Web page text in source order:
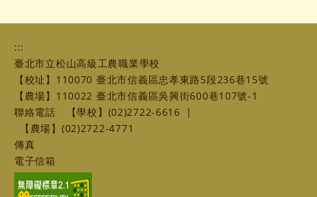
:::
臺北市立松山高級工農職業學校
【校址】110070 臺北市信義區忠孝東路5段236巷15號
【農場】110022 臺北市信義區吳興街600巷107號-1
聯絡電話
【學校】(02)2722-6616
|
【農場】(02)2722-4771
傳真
電子信箱